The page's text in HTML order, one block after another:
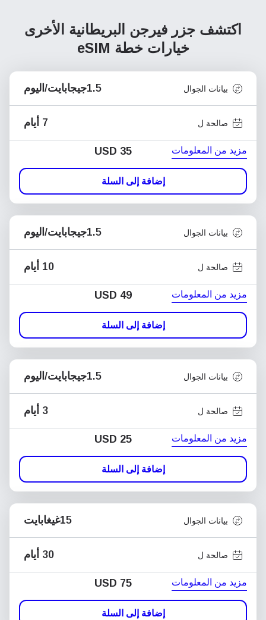
اكتشف جزر فيرجن البريطانية الأخرى
خيارات خطة eSIM
بيانات الجوال 1.5جيجابايت/اليوم
صالحة ل 7 أيام
مزيد من المعلومات USD 35
إضافة إلى السلة
بيانات الجوال 1.5جيجابايت/اليوم
صالحة ل 10 أيام
مزيد من المعلومات USD 49
إضافة إلى السلة
بيانات الجوال 1.5جيجابايت/اليوم
صالحة ل 3 أيام
مزيد من المعلومات USD 25
إضافة إلى السلة
بيانات الجوال 15غيغابايت
صالحة ل 30 أيام
مزيد من المعلومات USD 75
إضافة إلى السلة